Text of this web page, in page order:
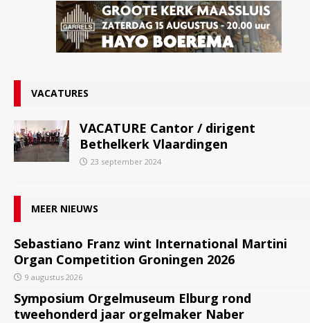
VACATURES
VACATURE Cantor / dirigent
Bethelkerk Vlaardingen
23 september 2024
MEER NIEUWS
Sebastiano Franz wint International Martini
Organ Competition Groningen 2026
9 augustus 2026
Symposium Orgelmuseum Elburg rond
tweehonderd jaar orgelmaker Naber